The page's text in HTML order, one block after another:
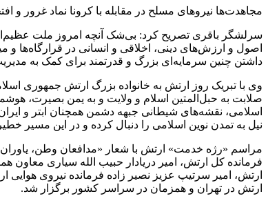
مجاهدت‌ها نیروهای مسلح در مقابله با کرونا نماد غرور و
سرلشگر باقری تصریح کرد: بی‌شک آنچه امروز ملت
اصول و ارزش‌های دینی، اخلاقی و انسانی در قرارگاه‌ها و
داشتن چنین سرمایه‌ای بزرگ و قدرتمند برای کمک به
وی با تبریک روز ارتش به خانواده بزرگ ارتش جمهوری
صلابت به حبل‌المتین اسلام و ولایت و به یمن بصیرت،
اسلامی، نقشه‌های شیطانی جبهه دشمن همچنان ابتر و
نیل به تمدن نوین اسلامی را دنبال کرده و در این مسیر
مراسم «رژه خدمت» ارتش با شعار «مدافعان وطن،
فرمانده کل ارتش، امیر دریادار حبیب الله سیاری معاون
ارتش، امیر سرتیپ عزیز نصیر زاده فرمانده نیروی
ارتش در تهران و همزمان در سراسر کشور برگزار شد.